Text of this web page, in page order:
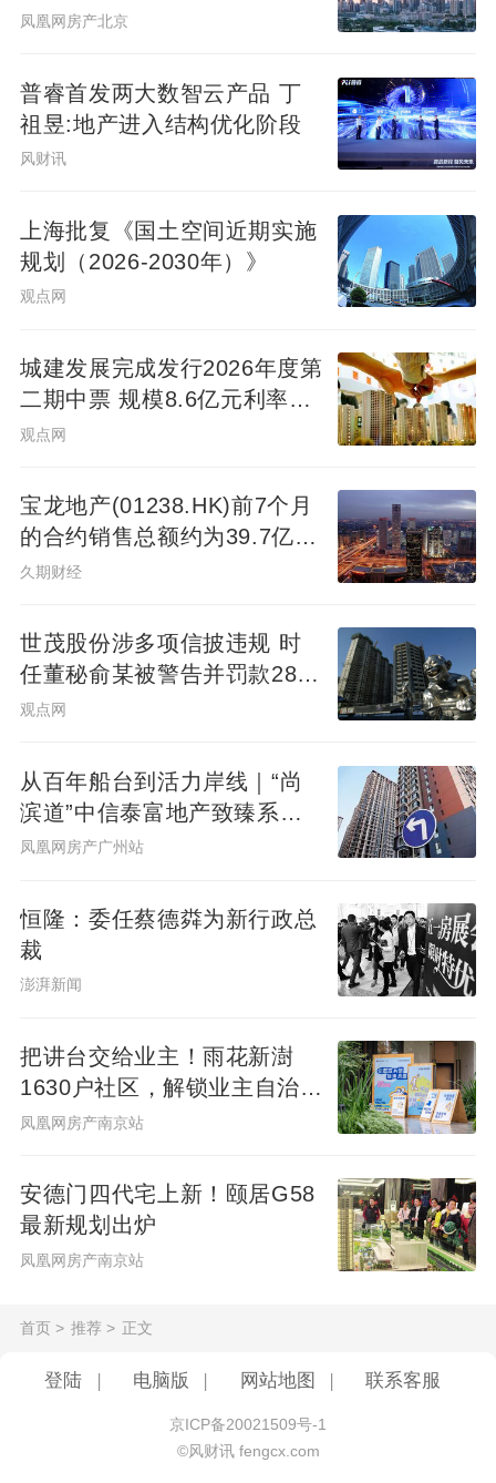
下调为一年
凤凰网房产北京
普睿首发两大数智云产品 丁
祖昱:地产进入结构优化阶段
风财讯
上海批复《国土空间近期实施
规划（2026-2030年）》
观点网
城建发展完成发行2026年度第
二期中票 规模8.6亿元利率
2.14%
观点网
宝龙地产(01238.HK)前7个月
的合约销售总额约为39.7亿元
同比减少7.78%
久期财经
世茂股份涉多项信披违规 时
任董秘俞某被警告并罚款280
万元
观点网
从百年船台到活力岸线｜“尚
滨道”中信泰富地产致臻系首
秀广州&广州滨江天地商业愿
凤凰网房产广州站
恒隆：委任蔡德粦为新行政总
裁
澎湃新闻
把讲台交给业主！雨花新澍
1630户社区，解锁业主自治社
群新样本
凤凰网房产南京站
安德门四代宅上新！颐居G58
最新规划出炉
凤凰网房产南京站
首页 > 推荐 > 正文
登陆 电脑版 网站地图 联系客服
京ICP备20021509号-1
©风财讯 fengcx.com